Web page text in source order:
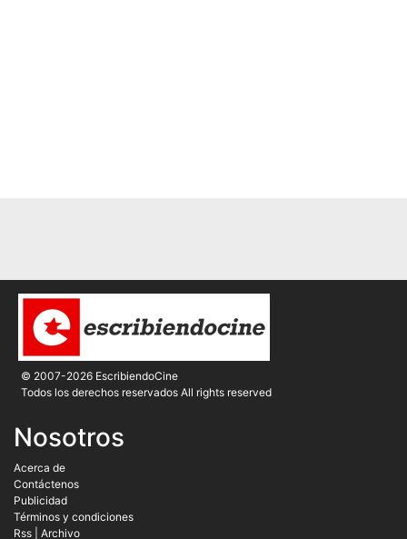
© 2007-2026 EscribiendoCine
Todos los derechos reservados All rights reserved
Nosotros
Acerca de
Contáctenos
Publicidad
Términos y condiciones
Rss
Archivo